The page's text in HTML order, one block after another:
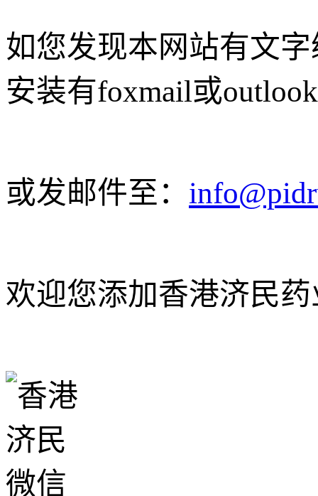
如您发现本网站有文
安装有foxmail或
或发邮件至：
欢迎您添加香港济民